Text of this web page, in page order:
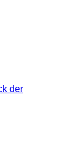
der